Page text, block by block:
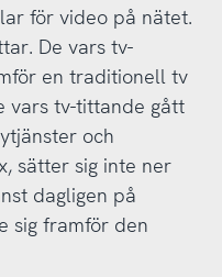
för video på nätet.
De vars tv-
en traditionell tv
vars tv-tittande gått
och
sätter sig inte ner
dagligen på
sig framför den